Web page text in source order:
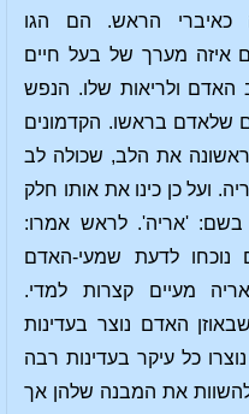
כאיברי הראש. הם הגו
איזה מערך של בעל חיים
האדם ולריאות שלו. הנפש
שלאדם בראשו. הקדמונים
את הלב, שכולה לב
ועל כן כינו את אותו חלק
'אריה'. לראש אמרו:
נוכחו לדעת שמעי-האדם
מעיים קצרות למדי.
האדם נוצר בעדינות
כל עיקר בעדינות רבה
את המבנה שלהן אך